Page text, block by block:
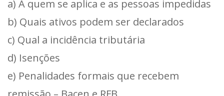
a) A quem se aplica e as pessoas impedidas
b) Quais ativos podem ser declarados
c) Qual a incidência tributária
d) Isenções
e) Penalidades formais que recebem